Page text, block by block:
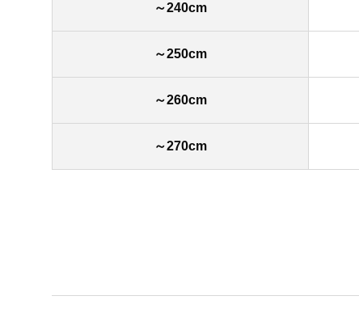
～240cm
～250cm
～260cm
～270cm